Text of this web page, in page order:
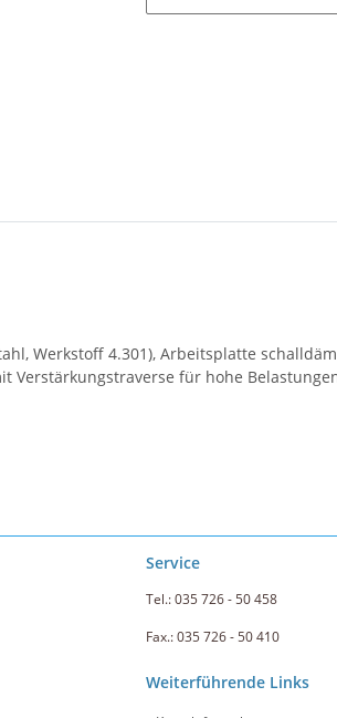
Werkstoff 4.301), Arbeitsplatte
für hohe
Service
Tel.: 035 726 - 50 458
Fax.: 035 726 - 50 410
Weiterführende Links